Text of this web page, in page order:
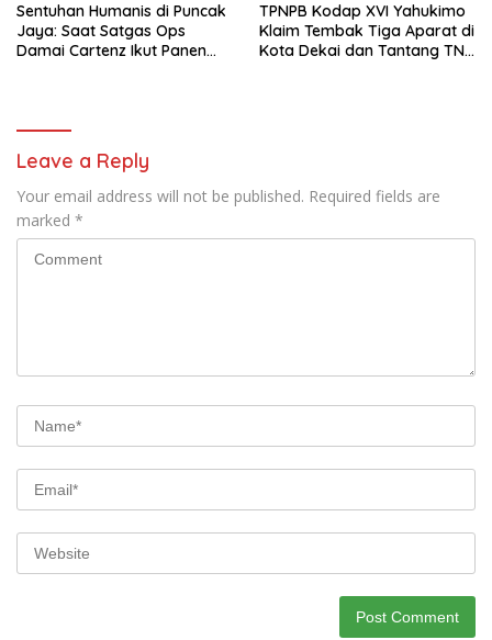
Sentuhan Humanis di Puncak
Jaya: Saat Satgas Ops
Damai Cartenz Ikut Panen
TPNPB Kodap XVI Yahukimo
Klaim Tembak Tiga Aparat di
Kota Dekai dan Tantang TNI-
Leave a Reply
Your email address will not be published. Required fields are
marked *